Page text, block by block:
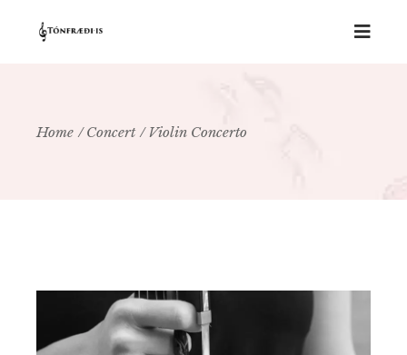
Home Concert Violin Concerto